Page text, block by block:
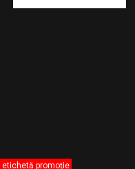
etichetă promoție